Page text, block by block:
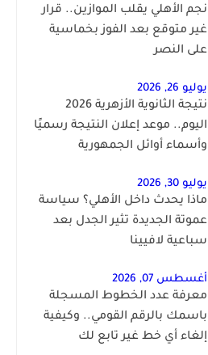
نجم الأهلي يقلب الموازين.. قرار
غير متوقع بعد الفوز بخماسية
على النصر
يوليو 26, 2026
نتيجة الثانوية الأزهرية 2026
اليوم.. موعد إعلان النتيجة رسميًا
وأسماء أوائل الجمهورية
يوليو 30, 2026
ماذا يحدث داخل الأهلي؟ سياسة
عموتة الجديدة تثير الجدل بعد
سباعية لافيينا
أغسطس 07, 2026
معرفة عدد الخطوط المسجلة
باسمك بالرقم القومي.. وكيفية
إلغاء أي خط غير تابع لك